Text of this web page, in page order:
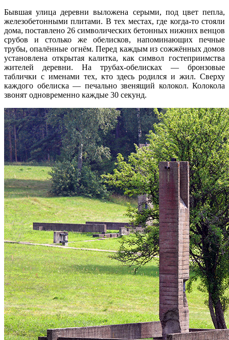
Бывшая улица деревни выложена серыми, под цвет пепла,
железобетонными плитами. В тех местах, где когда-то стояли
дома, поставлено 26 символических бетонных нижних венцов
срубов и столько же обелисков, напоминающих печные
трубы, опалённые огнём. Перед каждым из сожжённых домов
установлена открытая калитка, как символ гостеприимства
жителей деревни. На трубах-обелисках — бронзовые
таблички с именами тех, кто здесь родился и жил. Сверху
каждого обелиска — печально звенящий колокол. Колокола
звонят одновременно каждые 30 секунд.